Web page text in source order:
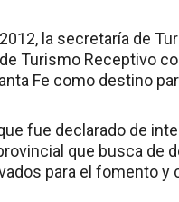
la secretaría de
Turismo Receptivo
Fe como destino
fue declarado de
que busca de
para el fomento